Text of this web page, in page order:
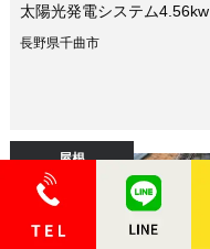
太陽光発電システム4.56kw
長野県千曲市
屋根
その他リフォーム